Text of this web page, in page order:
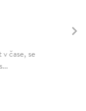
čase, se